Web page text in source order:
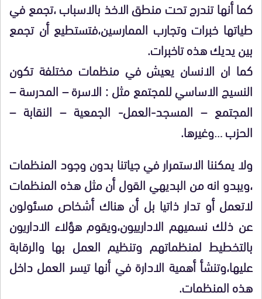
كما أنها تندرج تحت منطق الاخذ بالاسباب ،تجمع في
طياتها خبرات وتجارب الممارسين،فتستطيع أن تجمع
بين يديك هذه تاخبرات.
كما ان الانسان يعيش في منظمات مختلفة تكون
النسيج الاساسي للمجتمع مثل : الاسرة – المدرسة –
المجتمع – المسجد-العمل- الجمعية – النقابة –
الحزب …وغيرها.
ولا يمكننا الاستمرار في جياتنا بدون وجود المنظمات
،ويبدو انه من البديهي القول أن مثل هذه المنظمات
لاتعمل أو تدار ذاتيا بل أن هناك أشخاص مسئولون
عن ذلك نسميهم الادارييون،ويقوم هؤلاء الاداريون
بالتخطيط لمنظماتهم وتنظيم العمل بها والرقابة
عليها،وتنشأ أهمية الادارة في أنها تيسر العمل داخل
هذه المنظمات.